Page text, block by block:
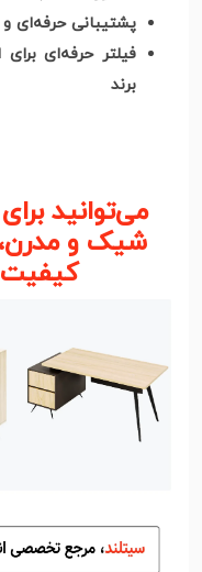
پشتیبانی حرفه‌ای
فیلتر حرفه‌ای
برند
می‌توانید
شیک و
کیفیت